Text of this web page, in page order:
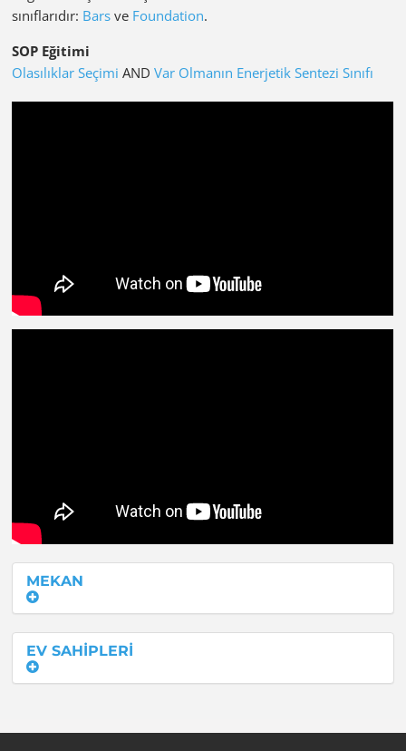
sınıflarıdır: Bars ve Foundation.
SOP Eğitimi
Olasılıklar Seçimi ANDVar Olmanın Enerjetik Sentezi Sınıfı
MEKAN
EV SAHİPLERİ